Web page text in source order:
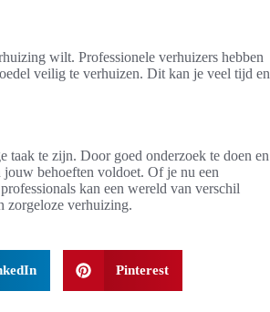
wilt. Professionele verhuizers hebben
veilig te verhuizen. Dit kan je veel tijd en
taak te zijn. Door goed onderzoek te doen en
behoeften voldoet. Of je nu een
kan een wereld van verschil
zorgeloze verhuizing.
Pinterest